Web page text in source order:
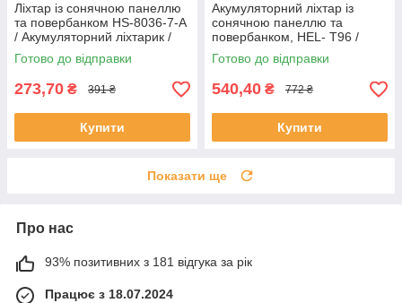
Ліхтар із сонячною панеллю
та повербанком HS-8036-7-A
/ Акумуляторний ліхтарик /
Кемпінговий ліхтар
Готово до відправки
273,70 ₴ 391 ₴
Купити
Акумуляторний ліхтар із
сонячною панеллю та
повербанком, HEL- T96 /
Переносний ліхтар для
кемпінгу
Готово до відправки
540,40 ₴ 772 ₴
Купити
Показати ще
Про нас
93% позитивних з 181 відгука за рік
Працює з 18.07.2024